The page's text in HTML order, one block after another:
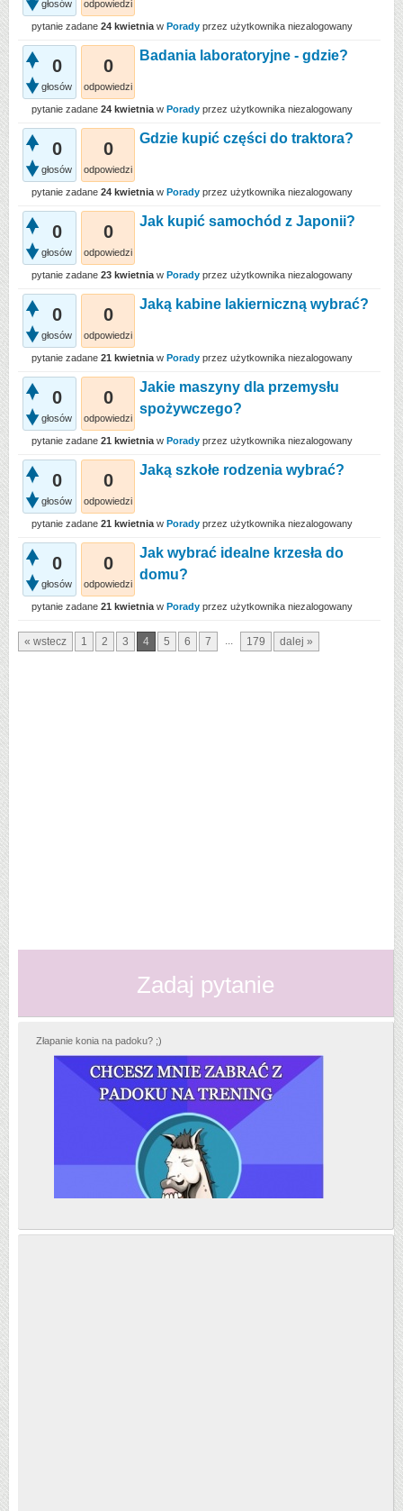
głosów odpowiedzi
pytanie zadane 24 kwietnia w Porady przez użytkownika niezalogowany
0
głosów
0
odpowiedzi
Badania laboratoryjne - gdzie?
pytanie zadane 24 kwietnia w Porady przez użytkownika niezalogowany
0
głosów
0
odpowiedzi
Gdzie kupić części do traktora?
pytanie zadane 24 kwietnia w Porady przez użytkownika niezalogowany
0
głosów
0
odpowiedzi
Jak kupić samochód z Japonii?
pytanie zadane 23 kwietnia w Porady przez użytkownika niezalogowany
0
głosów
0
odpowiedzi
Jaką kabine lakierniczną wybrać?
pytanie zadane 21 kwietnia w Porady przez użytkownika niezalogowany
0
głosów
0
odpowiedzi
Jakie maszyny dla przemysłu
spożywczego?
pytanie zadane 21 kwietnia w Porady przez użytkownika niezalogowany
0
głosów
0
odpowiedzi
Jaką szkołe rodzenia wybrać?
pytanie zadane 21 kwietnia w Porady przez użytkownika niezalogowany
0
głosów
0
odpowiedzi
Jak wybrać idealne krzesła do
domu?
pytanie zadane 21 kwietnia w Porady przez użytkownika niezalogowany
« wstecz 1 2 3 4 5 6 7 ... 179 dalej »
Zadaj pytanie
Złapanie konia na padoku? ;)